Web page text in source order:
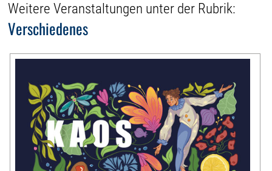
Weitere Veranstaltungen unter der Rubrik:
Verschiedenes